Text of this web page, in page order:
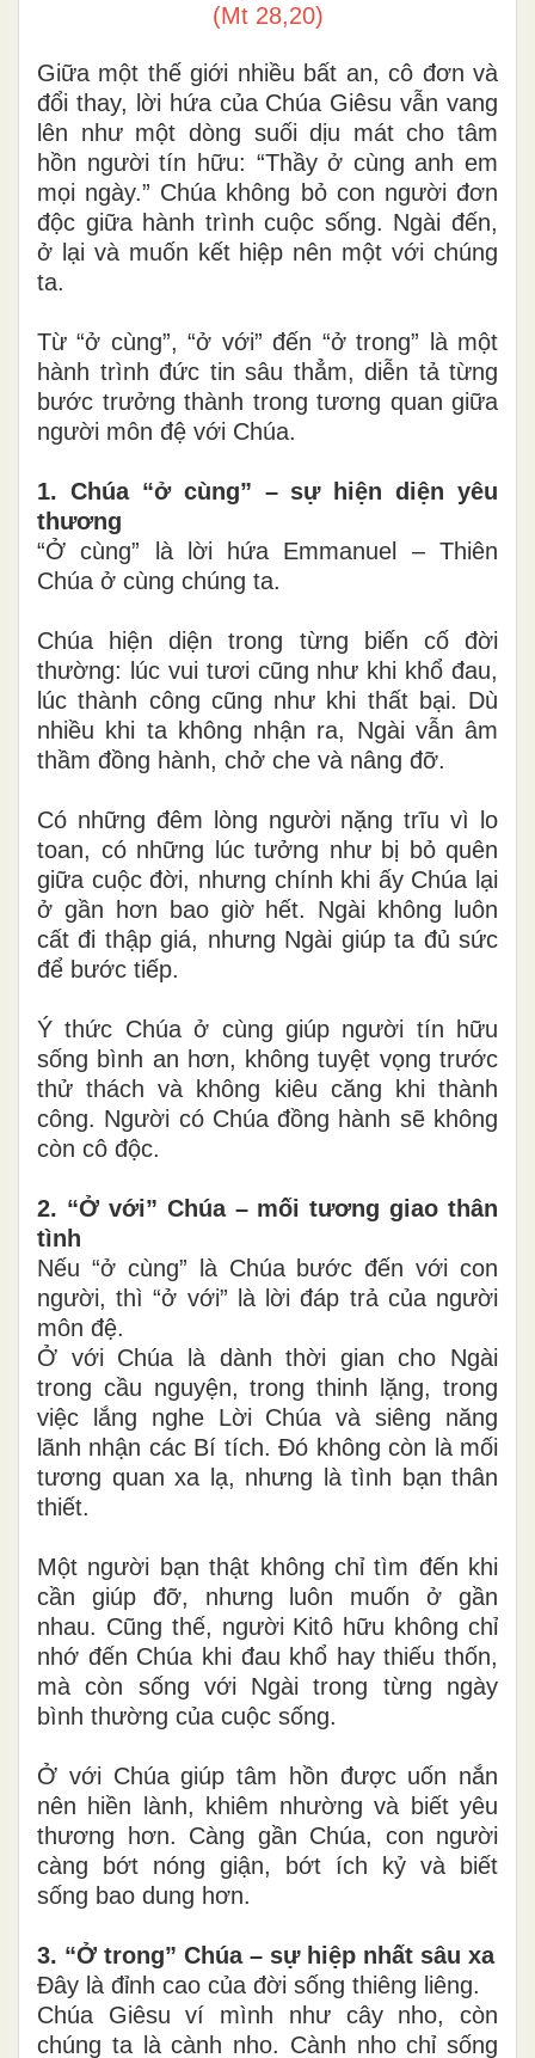
(Mt 28,20)
Giữa một thế giới nhiều bất an, cô đơn và
đổi thay, lời hứa của Chúa Giêsu vẫn vang
lên như một dòng suối dịu mát cho tâm
hồn người tín hữu: “Thầy ở cùng anh em
mọi ngày.” Chúa không bỏ con người đơn
độc giữa hành trình cuộc sống. Ngài đến,
ở lại và muốn kết hiệp nên một với chúng
ta.
Từ “ở cùng”, “ở với” đến “ở trong” là một
hành trình đức tin sâu thẳm, diễn tả từng
bước trưởng thành trong tương quan giữa
người môn đệ với Chúa.
1. Chúa “ở cùng” – sự hiện diện yêu
thương
“Ở cùng” là lời hứa Emmanuel – Thiên
Chúa ở cùng chúng ta.
Chúa hiện diện trong từng biến cố đời
thường: lúc vui tươi cũng như khi khổ đau,
lúc thành công cũng như khi thất bại. Dù
nhiều khi ta không nhận ra, Ngài vẫn âm
thầm đồng hành, chở che và nâng đỡ.
Có những đêm lòng người nặng trĩu vì lo
toan, có những lúc tưởng như bị bỏ quên
giữa cuộc đời, nhưng chính khi ấy Chúa lại
ở gần hơn bao giờ hết. Ngài không luôn
cất đi thập giá, nhưng Ngài giúp ta đủ sức
để bước tiếp.
Ý thức Chúa ở cùng giúp người tín hữu
sống bình an hơn, không tuyệt vọng trước
thử thách và không kiêu căng khi thành
công. Người có Chúa đồng hành sẽ không
còn cô độc.
2. “Ở với” Chúa – mối tương giao thân
tình
Nếu “ở cùng” là Chúa bước đến với con
người, thì “ở với” là lời đáp trả của người
môn đệ.
Ở với Chúa là dành thời gian cho Ngài
trong cầu nguyện, trong thinh lặng, trong
việc lắng nghe Lời Chúa và siêng năng
lãnh nhận các Bí tích. Đó không còn là mối
tương quan xa lạ, nhưng là tình bạn thân
thiết.
Một người bạn thật không chỉ tìm đến khi
cần giúp đỡ, nhưng luôn muốn ở gần
nhau. Cũng thế, người Kitô hữu không chỉ
nhớ đến Chúa khi đau khổ hay thiếu thốn,
mà còn sống với Ngài trong từng ngày
bình thường của cuộc sống.
Ở với Chúa giúp tâm hồn được uốn nắn
nên hiền lành, khiêm nhường và biết yêu
thương hơn. Càng gần Chúa, con người
càng bớt nóng giận, bớt ích kỷ và biết
sống bao dung hơn.
3. “Ở trong” Chúa – sự hiệp nhất sâu xa
Đây là đỉnh cao của đời sống thiêng liêng.
Chúa Giêsu ví mình như cây nho, còn
chúng ta là cành nho. Cành nho chỉ sống